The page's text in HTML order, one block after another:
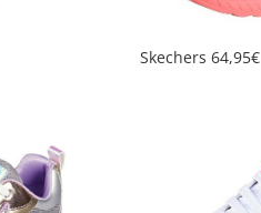
Skechers 64,95€